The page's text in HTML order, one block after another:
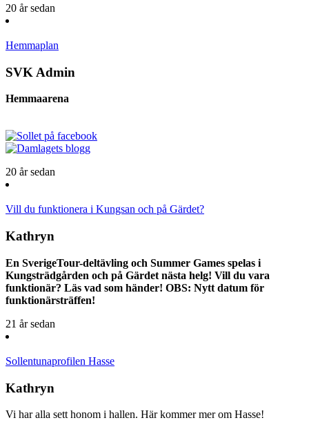
20 år sedan
Hemmaplan
SVK Admin
Hemmaarena
20 år sedan
Vill du funktionera i Kungsan och på Gärdet?
Kathryn
En SverigeTour-deltävling och Summer Games spelas i
Kungsträdgården och på Gärdet nästa helg! Vill du vara
funktionär? Läs vad som händer! OBS: Nytt datum för
funktionärsträffen!
21 år sedan
Sollentunaprofilen Hasse
Kathryn
Vi har alla sett honom i hallen. Här kommer mer om Hasse!